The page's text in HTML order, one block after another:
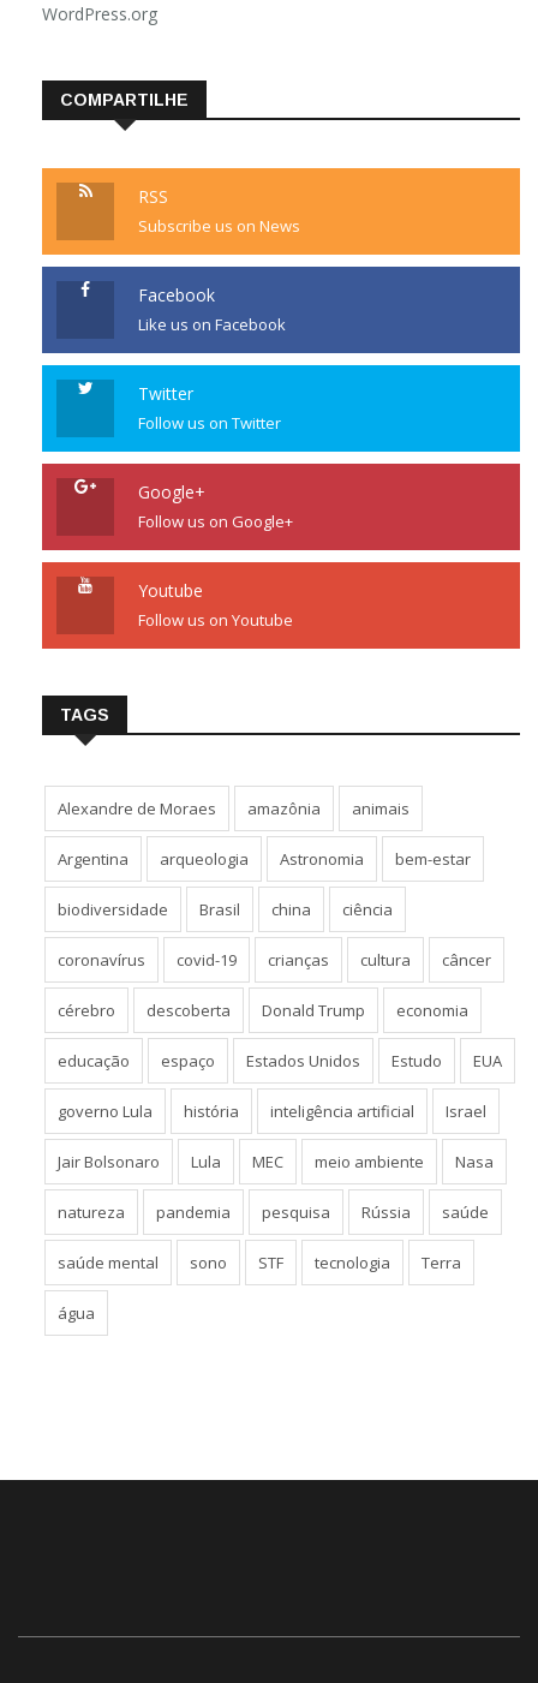
WordPress.org
COMPARTILHE
RSS
Subscribe us on News
Facebook
Like us on Facebook
Twitter
Follow us on Twitter
Google+
Follow us on Google+
Youtube
Follow us on Youtube
TAGS
Alexandre de Moraes amazônia animais
Argentina arqueologia Astronomia bem-estar
biodiversidade Brasil china ciência
coronavírus covid-19 crianças cultura câncer
cérebro descoberta Donald Trump economia
educação espaço Estados Unidos Estudo EUA
governo Lula história inteligência artificial Israel
Jair Bolsonaro Lula MEC meio ambiente Nasa
natureza pandemia pesquisa Rússia saúde
saúde mental sono STF tecnologia Terra
água